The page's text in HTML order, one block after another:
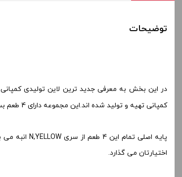
توضیحات
در این بخش به معرفی جدید ترین لاین تولیدی کمپانی
کمپانی تهیه و تولید شده اند.این مجموعه دارای 4 طعم بسیار خاص و جذاب می باشد که در این بخش به معرفی
اختیارتان می گذارد.